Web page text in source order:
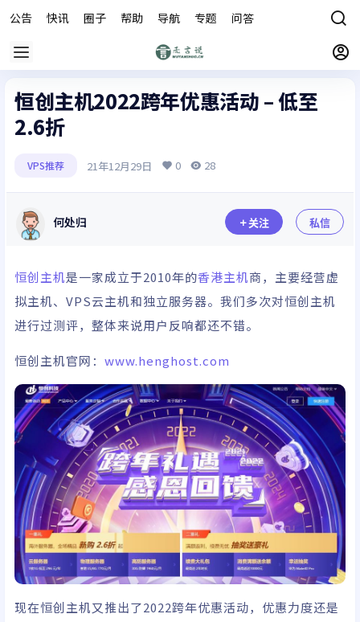
公告 快讯 圈子 帮助 导航 专题 问答
恒创主机2022跨年优惠活动 – 低至
2.6折
VPS推荐 21年12月29日 0 28
何处归 关注 私信
恒创主机是一家成立于2010年的香港主机商，主要经营虚
拟主机、VPS云主机和独立服务器。我们多次对恒创主机
进行过测评，整体来说用户反响都还不错。
恒创主机官网： www.henghost.com
现在恒创主机又推出了2022跨年优惠活动，优惠力度还是